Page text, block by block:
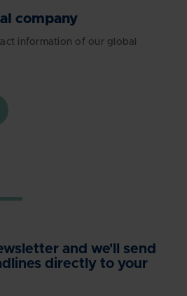
company
information of our global
and we'll send
directly to your